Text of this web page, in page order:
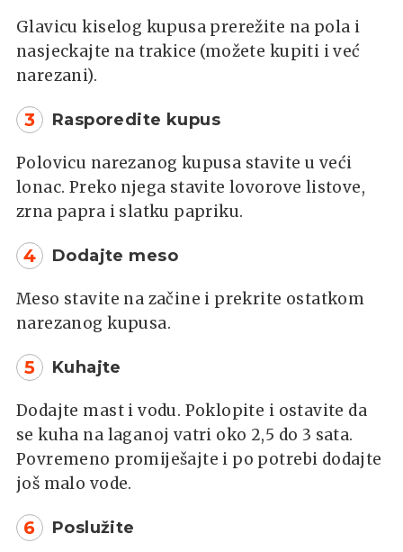
Glavicu kiselog kupusa prerežite na pola i
nasjeckajte na trakice (možete kupiti i već
narezani).
3 Rasporedite kupus
Polovicu narezanog kupusa stavite u veći
lonac. Preko njega stavite lovorove listove,
zrna papra i slatku papriku.
4 Dodajte meso
Meso stavite na začine i prekrite ostatkom
narezanog kupusa.
5 Kuhajte
Dodajte mast i vodu. Poklopite i ostavite da
se kuha na laganoj vatri oko 2,5 do 3 sata.
Povremeno promiješajte i po potrebi dodajte
još malo vode.
6 Poslužite